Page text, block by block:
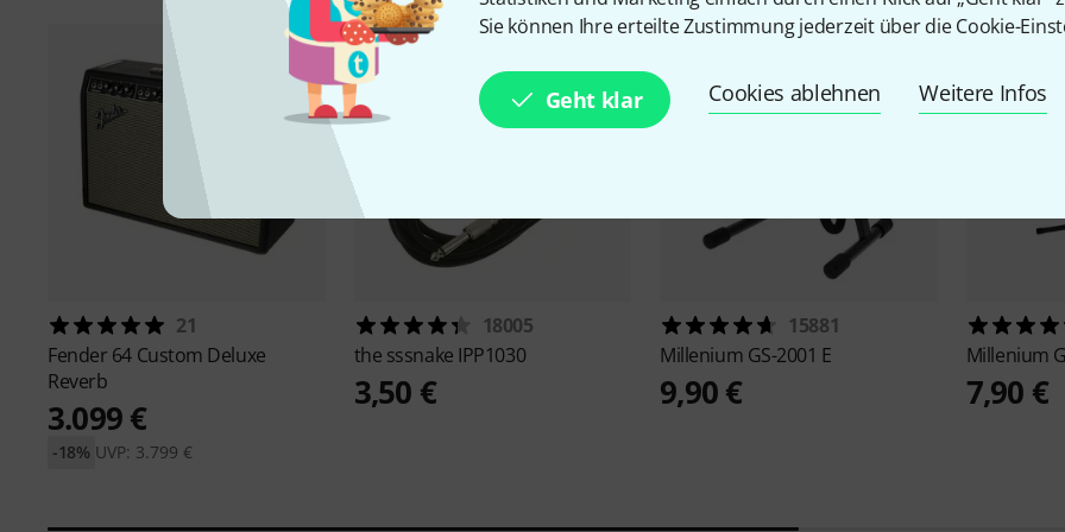
Sie können Ihre erteilte Zustimmung jederzeit über die Cookie-
Geht klar Cookies ablehnen Weitere Infos
21
Fender 64 Custom Deluxe
Reverb
3.099 €
UVP: 3.799 €
-18%
18005
the sssnake IPP1030
3,50 €
15881
Millenium GS-2001 E
9,90 €
Millenium
7,90 €